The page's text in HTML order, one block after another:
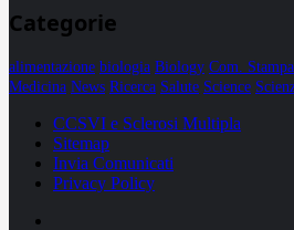
Categorie
alimentazione biologia Biology Com. Stampa
Medicina News Ricerca Salute Science
CCSVI e Sclerosi Multipla
Sitemap
Invia Comunicati
Privacy Policy